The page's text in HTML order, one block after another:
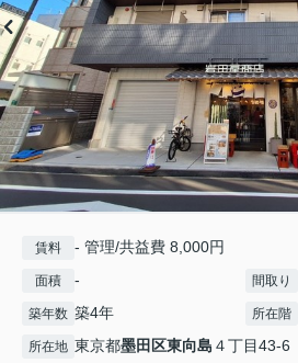
賃料 - 管理/共益費 8,000円
面積 - 間取り
築年数 築4年 所在階
所在地 東京都墨田区東向島 ４丁目43-6